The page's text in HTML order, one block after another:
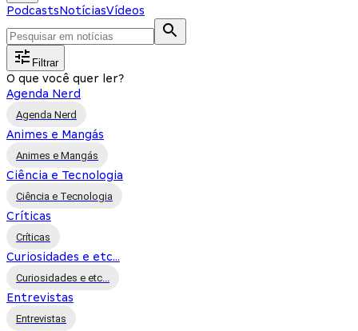
PodcastsNotíciasVídeos
Filtrar
O que você quer ler?
Agenda Nerd
Agenda Nerd
Animes e Mangás
Animes e Mangás
Ciência e Tecnologia
Ciência e Tecnologia
Críticas
Críticas
Curiosidades e etc...
Curiosidades e etc...
Entrevistas
Entrevistas